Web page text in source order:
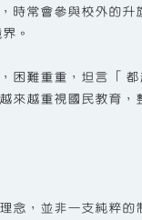
時常會參與校外的
。
困難重重，坦言 「
來越重視國民教育
念，並非一支純粹